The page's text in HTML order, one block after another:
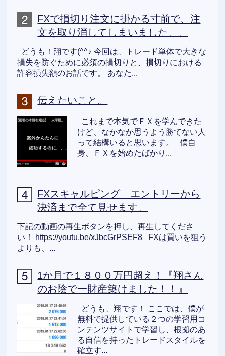
FXで損切り注文に掛かる寸前で、注
文を取り消してしまいました。。
どうも！翔です(^^♪ 今回は、トレード単体で大きな
損失を防ぐために必須の損切りと、損切りにおける
許容損失額のお話です。 あなた...
伝えたいこと。
これまで本気でＦＸを学んできた
けど、なかなか思うよう勝てない人
って結構いると思います。 僕自
身、ＦＸを始めたばかり...
FXスキャルピング エントリーから
決済まで全て見せます。
下記の動画の再生ボタンを押し、再生してくださ
い！ https://youtu.be/xJbcGrPSEF8 FXは買いを狙う
よりも、...
1か月で１８００万円超え！『翔さん
のお陰で一財産築けました！！』
どうも、翔です！ ここでは、僕が
無料で提供している２つの学習用コ
ンテンツサイトで学習し、根拠のあ
る自信を持ったトレードスタイルを
確立す...